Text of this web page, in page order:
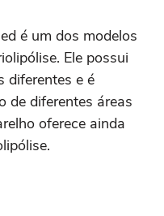
é um dos modelos
Ele possui
diferentes e é
de diferentes áreas
oferece ainda